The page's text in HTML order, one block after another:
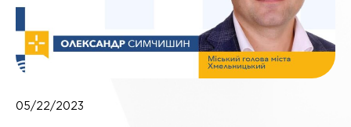
05/22/2023